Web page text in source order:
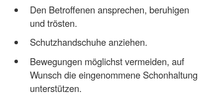
Den Betroffenen ansprechen, beruhigen
und trösten.
Schutzhandschuhe anziehen.
Bewegungen möglichst vermeiden, auf
Wunsch die eingenommene Schonhaltung
unterstützen.